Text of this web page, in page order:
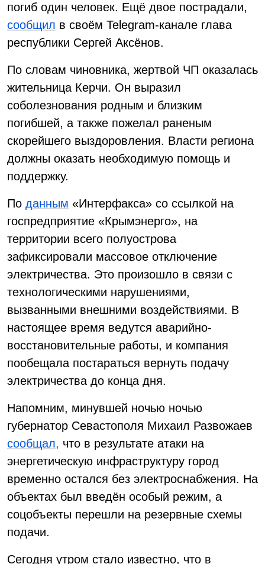
погиб один человек. Ещё двое пострадали,
сообщил в своём Telegram-канале глава
республики Сергей Аксёнов.
По словам чиновника, жертвой ЧП оказалась
жительница Керчи. Он выразил
соболезнования родным и близким
погибшей, а также пожелал раненым
скорейшего выздоровления. Власти региона
должны оказать необходимую помощь и
поддержку.
По данным «Интерфакса» со ссылкой на
госпредприятие «Крымэнерго», на
территории всего полуострова
зафиксировали массовое отключение
электричества. Это произошло в связи с
технологическими нарушениями,
вызванными внешними воздействиями. В
настоящее время ведутся аварийно-
восстановительные работы, и компания
пообещала постараться вернуть подачу
электричества до конца дня.
Напомним, минувшей ночью ночью
губернатор Севастополя Михаил Развожаев
сообщал, что в результате атаки на
энергетическую инфраструктуру город
временно остался без электроснабжения. На
объектах был введён особый режим, а
соцобъекты перешли на резервные схемы
подачи.
Сегодня утром стало известно, что в